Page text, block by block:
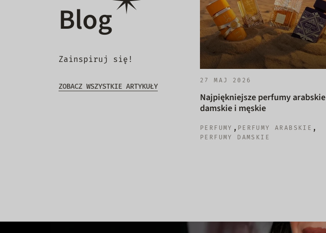
Blog
Zainspiruj się!
ZOBACZ WSZYSTKIE ARTYKUŁY
27 MAJ 2026
Najpiękniejsze perfumy arabskie
damskie i męskie
PERFUMY , PERFUMY ARABSKIE ,
PERFUMY DAMSKIE